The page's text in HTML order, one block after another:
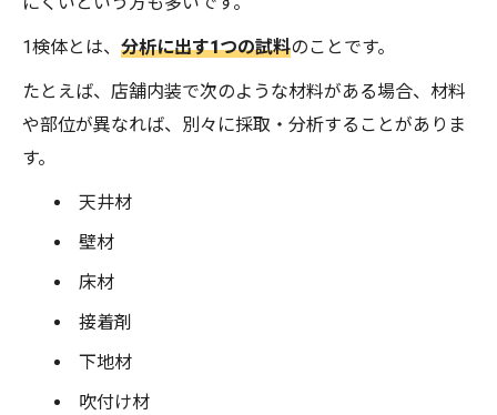
1検体とは、 分析に出す1つの試料のことです。
たとえば、店舗内装で次のような材料がある場合、材料
や部位が異なれば、別々に採取・分析することがありま
す。
天井材
壁材
床材
接着剤
下地材
吹付け材